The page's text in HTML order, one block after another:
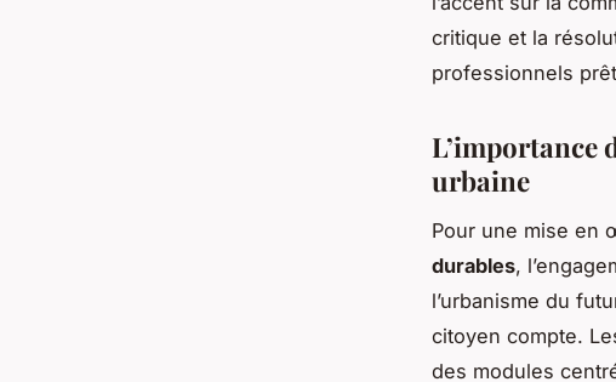
critique et la
professionnels
L’importance
urbaine
Pour une mise en
durables,
l’urbanisme du
citoyen compte.
des modules